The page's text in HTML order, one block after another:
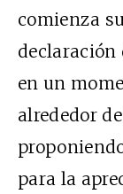
comienza
declaración
en un
alrededor
para la